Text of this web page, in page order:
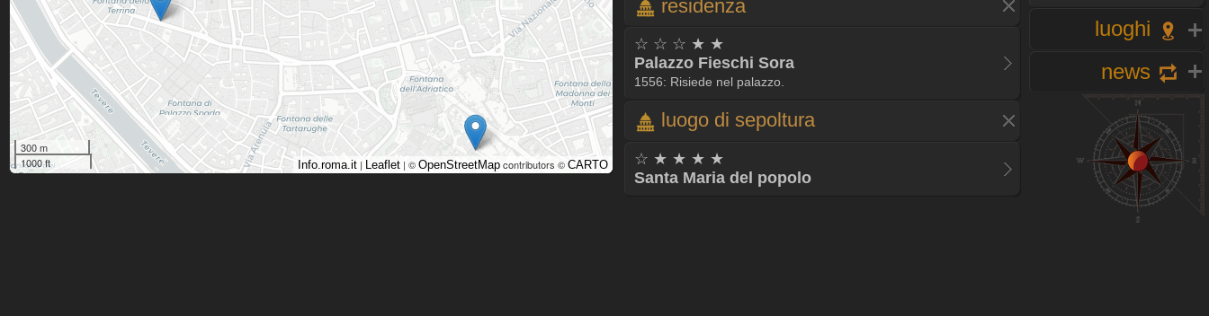
luoghi
news
300 m
1000 ft
Info.roma.it | Leaflet | © OpenStreetMap contributors © CARTO
residenza
☆ ☆ ☆ ★ ★
Palazzo Fieschi Sora
1556: Risiede nel palazzo.
luogo di sepoltura
☆ ★ ★ ★ ★
Santa Maria del popolo